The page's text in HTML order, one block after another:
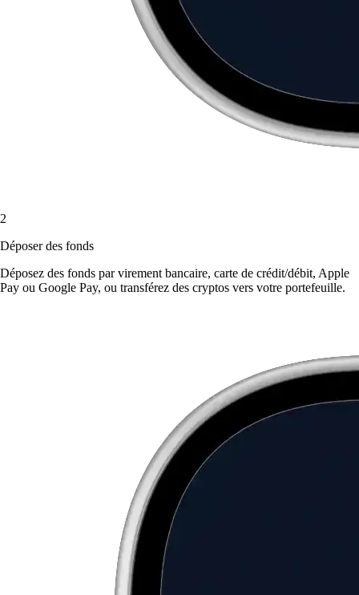
2
Déposer des fonds
Déposez des fonds par virement bancaire, carte de crédit/débit, Apple
Pay ou Google Pay, ou transférez des cryptos vers votre portefeuille.